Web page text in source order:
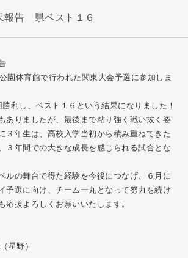
報告 県ベスト１６
園体育館で行われた関東大会予選に参加しま
利し、ベスト１６という結果になりました！
ありましたが、最後まで粘り強く戦い抜く姿
３年生は、高校入学当初から積み重ねてきた
３年間での大きな成長を感じられる試合とな
ルの舞台で得た経験を今後につなげ、６月に
予選に向け、チーム一丸となって努力を続け
応援よろしくお願いいたします。
星野）